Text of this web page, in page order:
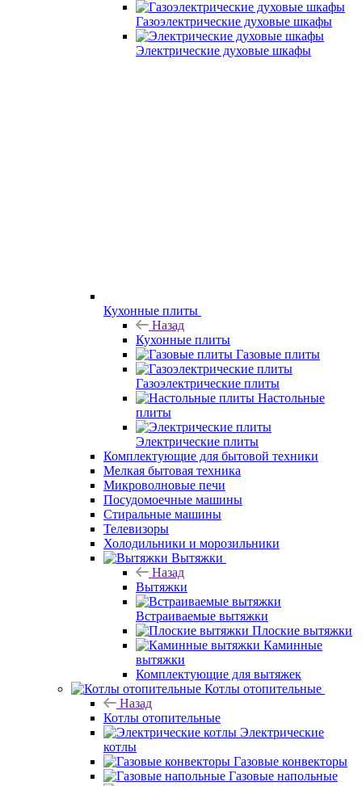
Газоэлектрические духовые шкафы
Электрические духовые шкафы
Кухонные плиты
Назад
Кухонные плиты
Газовые плиты
Газоэлектрические плиты
Настольные
плиты
Электрические плиты
Комплектующие для бытовой техники
Мелкая бытовая техника
Микроволновые печи
Посудомоечные машины
Стиральные машины
Телевизоры
Холодильники и морозильники
Вытяжки
Назад
Вытяжки
Встраиваемые вытяжки
Плоские вытяжки
Каминные
вытяжки
Комплектующие для вытяжек
Котлы отопительные
Назад
Котлы отопительные
Электрические
котлы
Газовые конвекторы
Газовые напольные